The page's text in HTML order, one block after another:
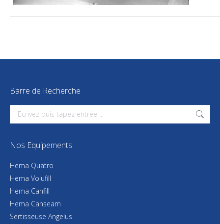
Barre de Recherche
Search:
Nos Equipements
Hema Quatro
Hema Volufill
Hema Canfill
Hema Canseam
Sertisseuse Angelus